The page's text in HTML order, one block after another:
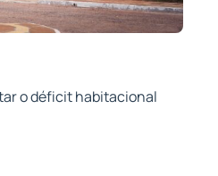
o déficit habitacional